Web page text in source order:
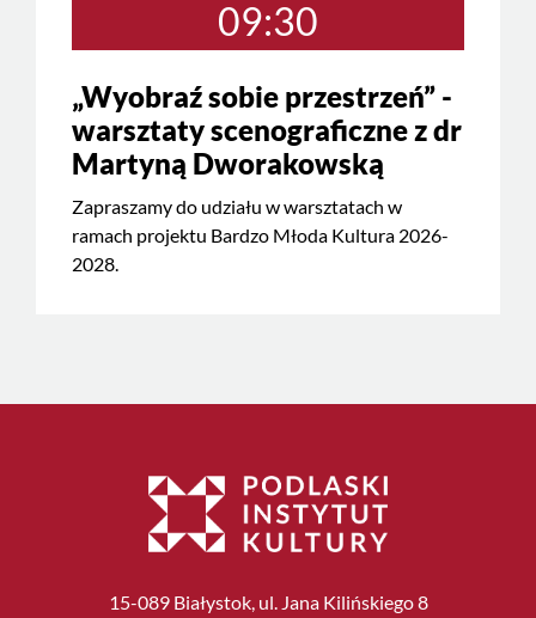
09:30
„Wyobraź sobie przestrzeń” -
warsztaty scenograficzne z dr
Martyną Dworakowską
Zapraszamy do udziału w warsztatach w
ramach projektu Bardzo Młoda Kultura 2026-
2028.
15-089 Białystok, ul. Jana Kilińskiego 8